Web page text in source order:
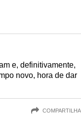
e, definitivamente,
novo, hora de dar